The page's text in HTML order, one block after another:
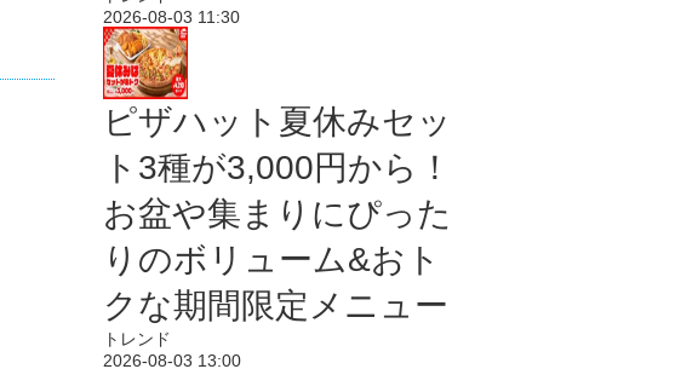
2026-08-03 11:30
ピザハット夏休みセッ
ト3種が3,000円から！
お盆や集まりにぴった
りのボリューム&おト
クな期間限定メニュー
トレンド
2026-08-03 13:00